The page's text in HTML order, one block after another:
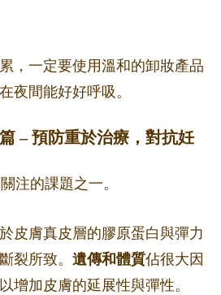
累，一定要使用溫和的卸妝產品
夜間能好好呼吸。
– 預防重於治療，對抗妊
注的課題之一。
於皮膚真皮層的膠原蛋白與彈力
裂所致。 遺傳和體質佔很大因
增加皮膚的延展性與彈性。